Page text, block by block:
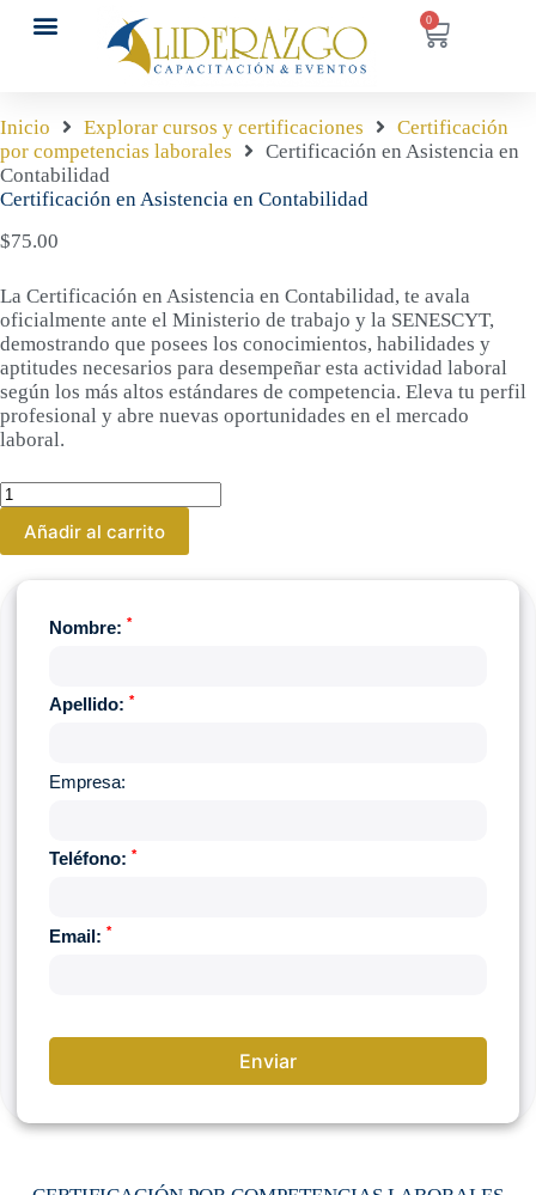
0
Inicio Explorar cursos y certificaciones
Certificación
por competencias laborales
Certificación en Asistencia en
Contabilidad
Certificación en Asistencia en Contabilidad
$75.00
La Certificación en Asistencia en Contabilidad, te avala
oficialmente ante el Ministerio de trabajo y la SENESCYT,
demostrando que posees los conocimientos, habilidades y
aptitudes necesarios para desempeñar esta actividad laboral
según los más altos estándares de competencia. Eleva tu perfil
profesional y abre nuevas oportunidades en el mercado
laboral.
Añadir al carrito
Nombre: *
Apellido: *
Empresa:
Teléfono: *
Email: *